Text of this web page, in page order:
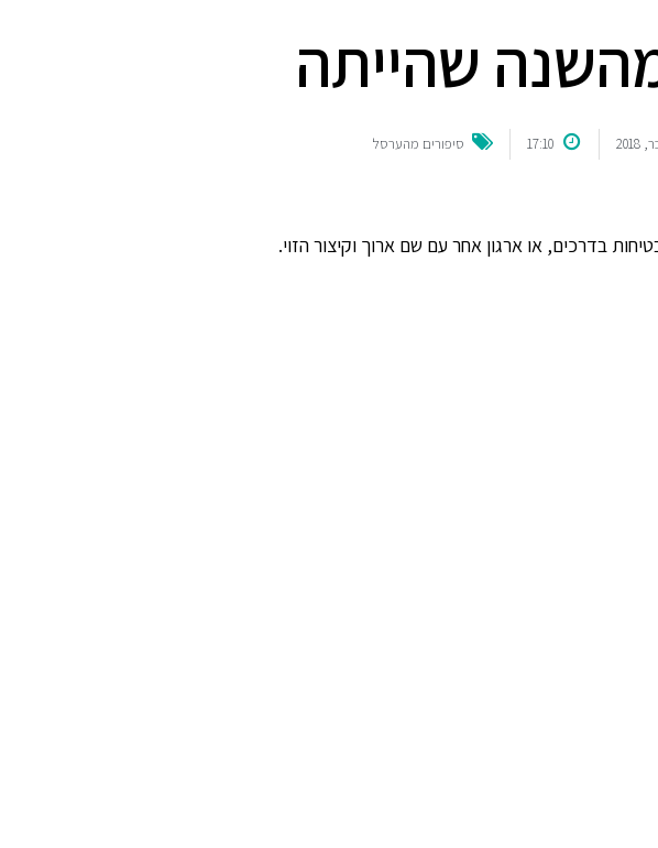
שהייתה
17:10 סיפורים מהערסל
בדרכים, או ארגון אחר עם שם ארוך וקיצור הזוי.